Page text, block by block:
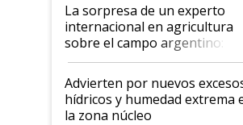
La sorpresa de un experto
internacional en agricultura
sobre el campo argentino:
"Estoy muy impresionado"
Advierten por nuevos
hídricos y humedad extrema
la zona núcleo